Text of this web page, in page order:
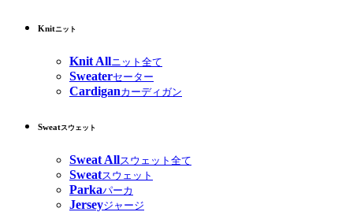
Knitニット
Knit Allニット全て
Sweaterセーター
Cardiganカーディガン
Sweatスウェット
Sweat Allスウェット全て
Sweatスウェット
Parkaパーカ
Jerseyジャージ